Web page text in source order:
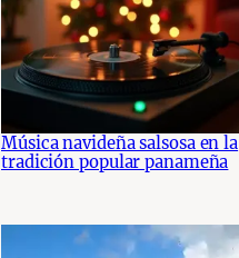
Música navideña salsosa en la
tradición popular panameña